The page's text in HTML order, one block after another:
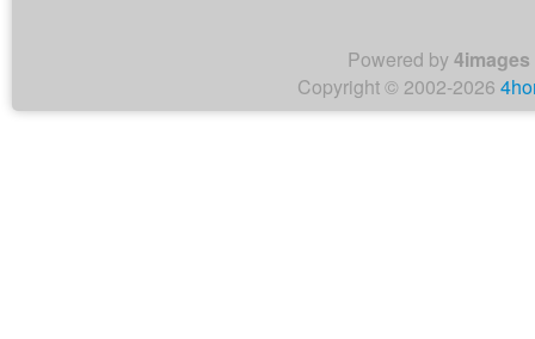
Powered by4images
Copyright © 2002-2026